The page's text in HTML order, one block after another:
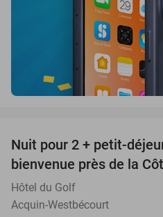
Nuit pour 2 + petit-
bienvenue près de la
Hôtel du Golf
Acquin-Westbécourt